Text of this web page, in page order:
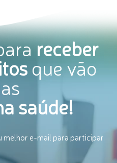
receber
que vão
saúde!
melhor e-mail para participar.